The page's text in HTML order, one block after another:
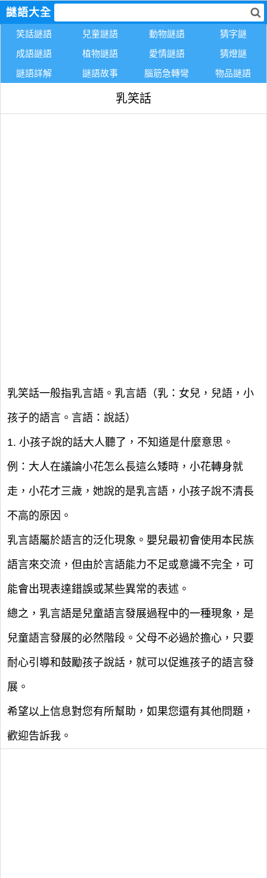
謎語大全
笑話謎語 兒童謎語 動物謎語
猜字謎
成語謎語
植物謎語 愛情謎語
猜燈謎
謎語詳解
謎語故事 腦筋急轉彎 物品謎語
乳笑話
乳笑話一般指乳言語。乳言語（乳：女兒，兒語，小
孩子的語言。言語：說話）
1. 小孩子說的話大人聽了，不知道是什麼意思。
例：大人在議論小花怎么長這么矮時，小花轉身就
走，小花才三歲，她說的是乳言語，小孩子說不清長
不高的原因。
乳言語屬於語言的泛化現象。嬰兒最初會使用本民族
語言來交流，但由於言語能力不足或意識不完全，可
能會出現表達錯誤或某些異常的表述。
總之，乳言語是兒童語言發展過程中的一種現象，是
兒童語言發展的必然階段。父母不必過於擔心，只要
耐心引導和鼓勵孩子說話，就可以促進孩子的語言發
展。
希望以上信息對您有所幫助，如果您還有其他問題，
歡迎告訴我。